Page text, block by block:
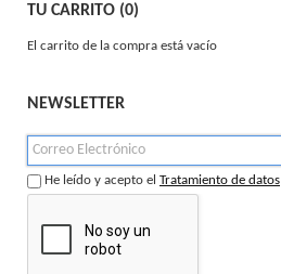
TU CARRITO (0)
El carrito de la compra está vacío
NEWSLETTER
He leído y acepto el Tratamiento de datos